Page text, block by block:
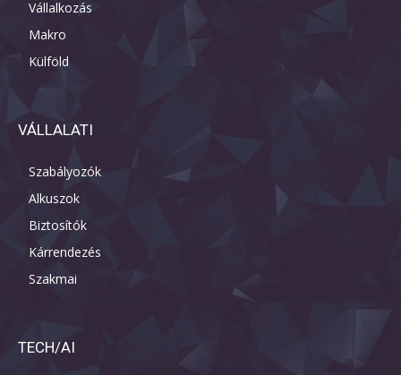
Vállalkozás
Makro
Külföld
VÁLLALATI
Szabályozók
Alkuszok
Biztosítók
Kárrendezés
Szakmai
TECH/AI